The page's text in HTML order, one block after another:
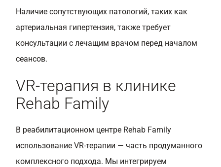
Наличие сопутствующих патологий, таких как
артериальная гипертензия, также требует
консультации с лечащим врачом перед началом
сеансов.
VR-терапия в клинике
Rehab Family
В реабилитационном центре Rehab Family
использование VR-терапии — часть продуманного
комплексного подхода. Мы интегрируем